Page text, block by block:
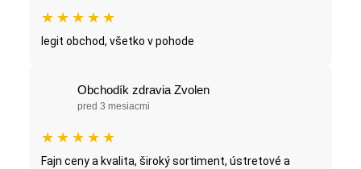
★ ★ ★ ★ ★
legit obchod, všetko v pohode
Obchodík zdravia Zvolen
pred 3 mesiacmi
★ ★ ★ ★ ★
Fajn ceny a kvalita, široký sortiment, ústretové a